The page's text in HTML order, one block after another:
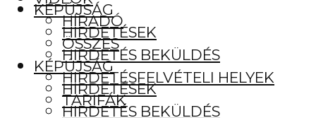
KÉPÚJSÁG
HIRDETÉSEK
HIRDETÉS BEKÜLDÉS
HIRDETÉSFELVÉTELI HELYEK
TARIFÁK
HÍRADÓ
ÖSSZES
KÉPÚJSÁG
HIRDETÉSEK
HIRDETÉS BEKÜLDÉS